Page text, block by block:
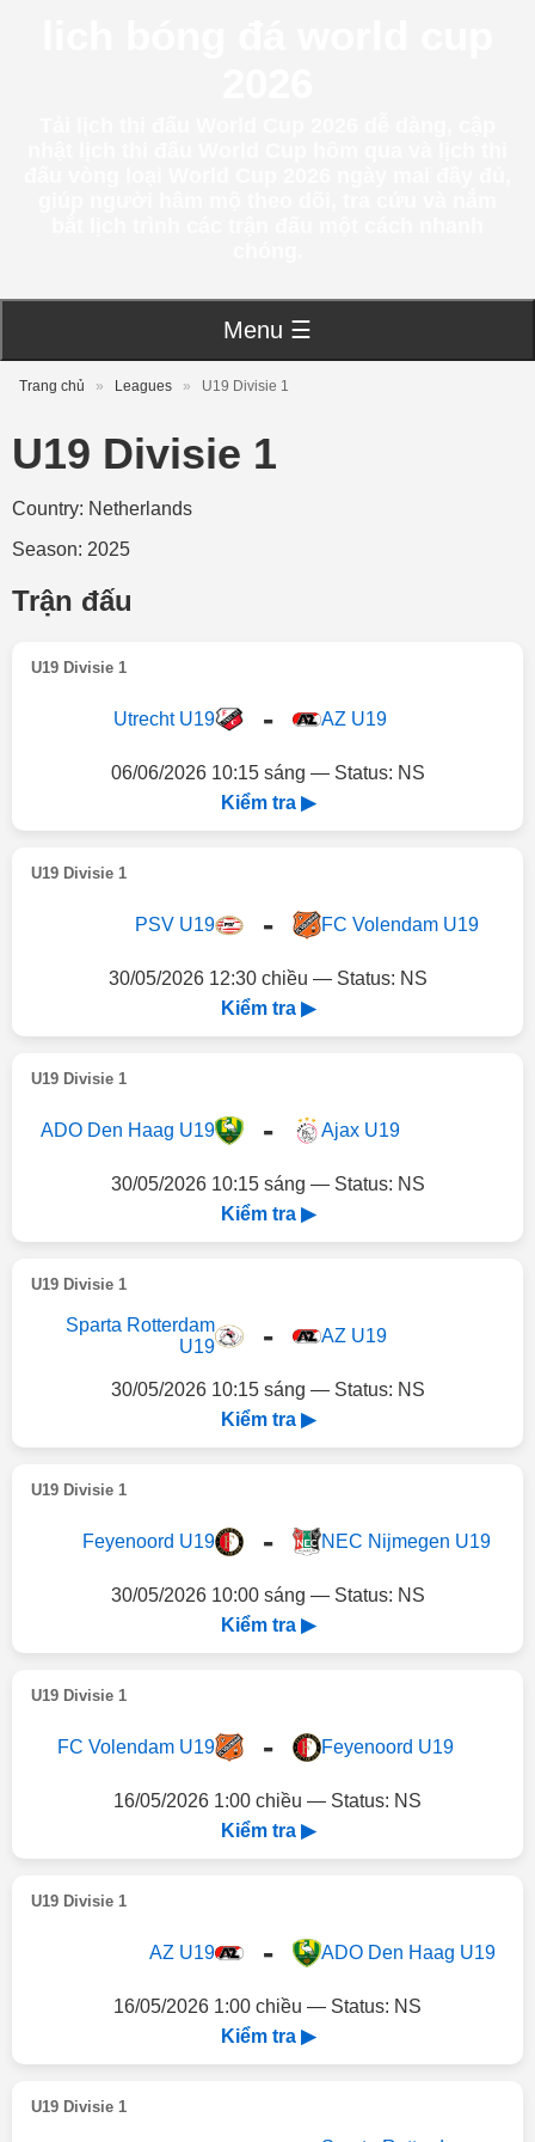
Menu ☰
Trang chủ » Leagues » U19 Divisie 1
U19 Divisie 1
Country: Netherlands
Season: 2025
Trận đấu
U19 Divisie 1
Utrecht U19 - AZ U19
06/06/2026 10:15 sáng — Status: NS
Kiểm tra ▶
U19 Divisie 1
PSV U19 - FC Volendam U19
30/05/2026 12:30 chiều — Status: NS
Kiểm tra ▶
U19 Divisie 1
ADO Den Haag U19 - Ajax U19
30/05/2026 10:15 sáng — Status: NS
Kiểm tra ▶
U19 Divisie 1
Sparta Rotterdam
U19
- AZ U19
30/05/2026 10:15 sáng — Status: NS
Kiểm tra ▶
U19 Divisie 1
Feyenoord U19 - NEC Nijmegen U19
30/05/2026 10:00 sáng — Status: NS
Kiểm tra ▶
U19 Divisie 1
FC Volendam U19 - Feyenoord U19
16/05/2026 1:00 chiều — Status: NS
Kiểm tra ▶
U19 Divisie 1
AZ U19 - ADO Den Haag U19
16/05/2026 1:00 chiều — Status: NS
Kiểm tra ▶
U19 Divisie 1